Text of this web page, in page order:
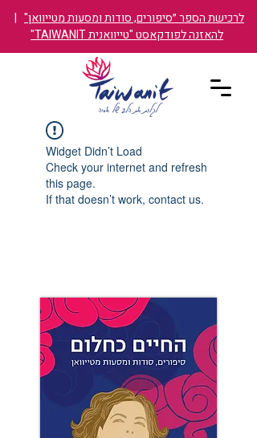
לרכישת הספר ״סיפורים, סודות ומסעות מטייוואן" |
להאזנה לפודקאסט "טייוואנית TAIWANIT"
Widget Didn’t Load
Check your internet and refresh
this page.
If that doesn’t work, contact us.